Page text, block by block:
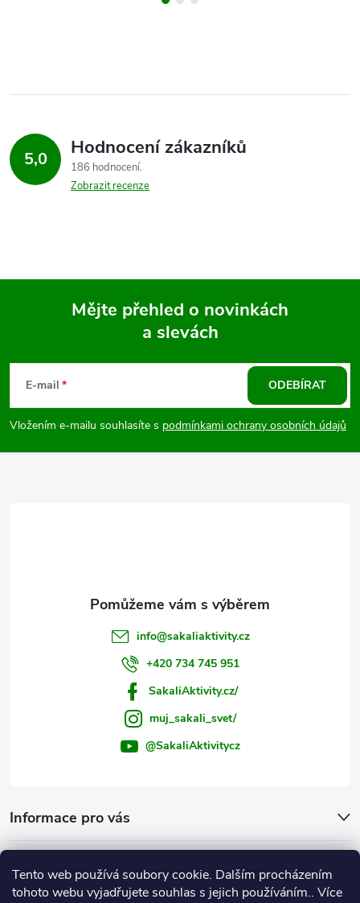
Tento web používá soubory cookie. Dalším procházením
tohoto webu vyjadřujete souhlas s jejich používáním.. Více
5,0 Hodnocení zákazníků
186 hodnocení
Zobrazit recenze
p
Mějte přehled o novinkách
a slevách
E-mail
Vložením e-mailu souhlasíte s podmínkami ochrany osobních údajů
ODEBÍRAT
info@sakaliaktivity.cz
+420 734 745 951
SakaliAktivity.cz/
muj_sakali_svet/
@SakaliAktivitycz
Informace pro vás